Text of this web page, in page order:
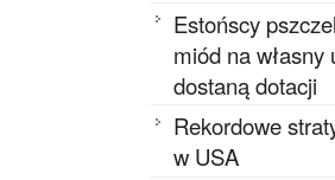
Estońscy
miód na własny
dostaną dotacji
Rekordowe
w USA